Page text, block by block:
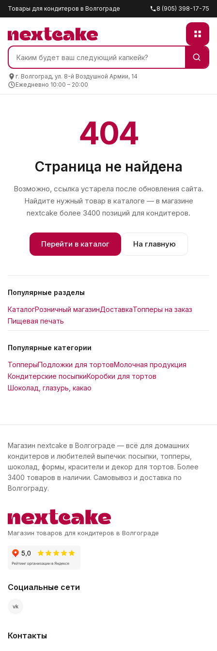
Товары для кондитеров в Волгограде 8 (905) 398-17-75
г. Волгоград, ул. 8-й Воздушной Армии, 14
Ежедневно 10:00 – 20:00
404
Страница не найдена
Возможно, ссылка устарела после обновления сайта.
Найдите нужный товар в каталоге — в магазине
nextcake более 3400 позиций для кондитеров.
Перейти в каталог На главную
Популярные разделы
КаталогРозничный магазинДоставкаТопперы на заказ
Пищевая печать
Популярные категории
ТопперыПодложки для тортовМолочная продукция
Кондитерские посыпкиКоробки для тортов
Шоколад, глазурь, какао
Магазин nextcake в Волгограде — всё для домашних
кондитеров и любителей выпечки: посыпки, топперы,
шоколад, формы, красители и декор для тортов. Более
3400 товаров в наличии. Самовывоз и доставка по
Волгограду.
Магазин товаров для кондитеров в Волгограде
Социальные сети
vk
Контакты